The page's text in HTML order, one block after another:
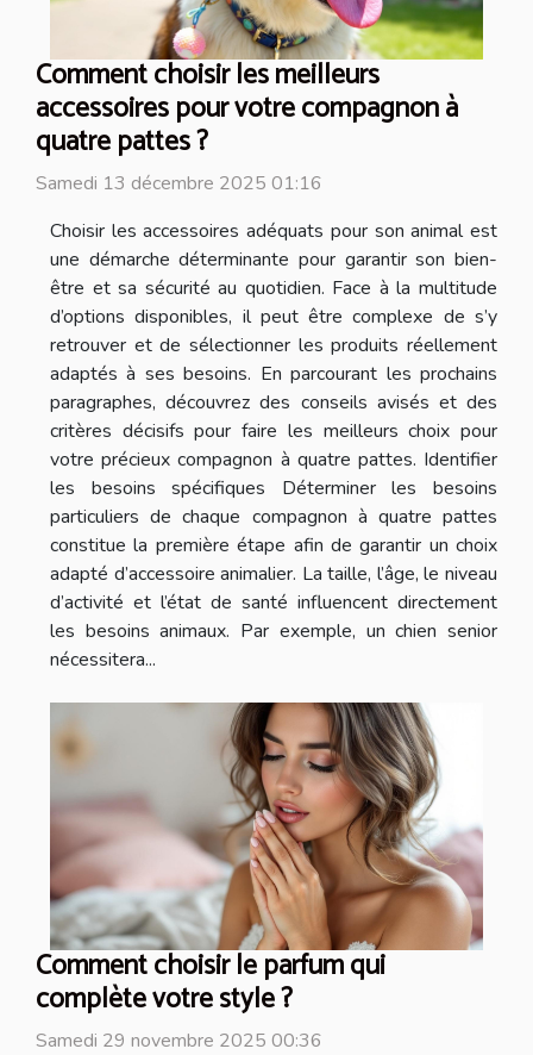
Comment choisir les meilleurs
accessoires pour votre compagnon à
quatre pattes ?
Samedi 13 décembre 2025 01:16
Choisir les accessoires adéquats pour son animal est
une démarche déterminante pour garantir son bien-
être et sa sécurité au quotidien. Face à la multitude
d’options disponibles, il peut être complexe de s’y
retrouver et de sélectionner les produits réellement
adaptés à ses besoins. En parcourant les prochains
paragraphes, découvrez des conseils avisés et des
critères décisifs pour faire les meilleurs choix pour
votre précieux compagnon à quatre pattes. Identifier
les besoins spécifiques Déterminer les besoins
particuliers de chaque compagnon à quatre pattes
constitue la première étape afin de garantir un choix
adapté d’accessoire animalier. La taille, l’âge, le niveau
d’activité et l’état de santé influencent directement
les besoins animaux. Par exemple, un chien senior
nécessitera...
Comment choisir le parfum qui
complète votre style ?
Samedi 29 novembre 2025 00:36